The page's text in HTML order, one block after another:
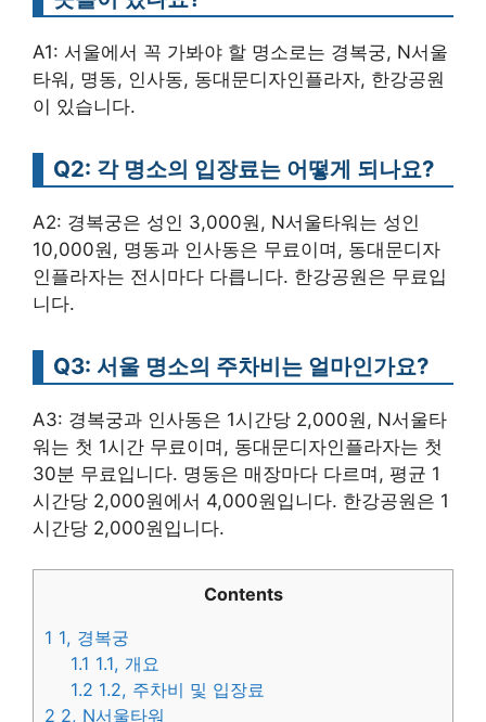
A1: 서울에서 꼭 가봐야 할 명소로는 경복궁, N서울
타워, 명동, 인사동, 동대문디자인플라자, 한강공원
이 있습니다.
Q2: 각 명소의 입장료는 어떻게 되나요?
A2: 경복궁은 성인 3,000원, N서울타워는 성인
10,000원, 명동과 인사동은 무료이며, 동대문디자
인플라자는 전시마다 다릅니다. 한강공원은 무료입
니다.
Q3: 서울 명소의 주차비는 얼마인가요?
A3: 경복궁과 인사동은 1시간당 2,000원, N서울타
워는 첫 1시간 무료이며, 동대문디자인플라자는 첫
30분 무료입니다. 명동은 매장마다 다르며, 평균 1
시간당 2,000원에서 4,000원입니다. 한강공원은 1
시간당 2,000원입니다.
Contents
1 1, 경복궁
1.1 1.1, 개요
1.2 1.2, 주차비 및 입장료
2 2, N서울타워